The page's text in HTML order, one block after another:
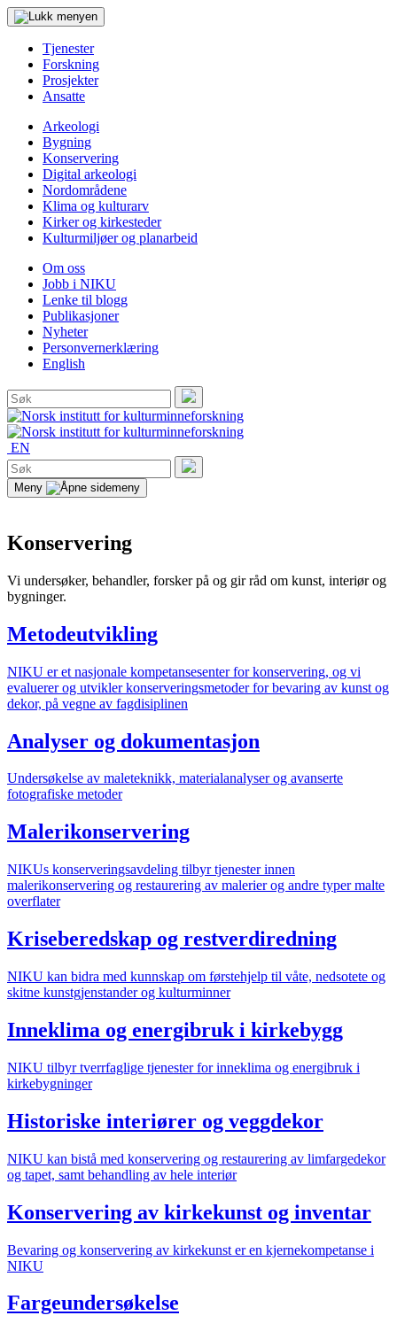
Tjenester
Forskning
Prosjekter
Ansatte
Arkeologi
Bygning
Konservering
Digital arkeologi
Nordområdene
Klima og kulturarv
Kirker og kirkesteder
Kulturmiljøer og planarbeid
Om oss
Jobb i NIKU
Lenke til blogg
Publikasjoner
Nyheter
Personvernerklæring
English
Søk
etter:
Søk
EN
Søk
etter:
Søk
Meny
Konservering
Vi undersøker, behandler, forsker på og gir råd om kunst, interiør og
bygninger.
Metodeutvikling
NIKU er et nasjonale kompetansesenter for konservering, og vi
evaluerer og utvikler konserveringsmetoder for bevaring av kunst og
dekor, på vegne av fagdisiplinen
Analyser og dokumentasjon
Undersøkelse av maleteknikk, materialanalyser og avanserte
fotografiske metoder
Malerikonservering
NIKUs konserveringsavdeling tilbyr tjenester innen
malerikonservering og restaurering av malerier og andre typer malte
overflater
Kriseberedskap og restverdiredning
NIKU kan bidra med kunnskap om førstehjelp til våte, nedsotete og
skitne kunstgjenstander og kulturminner
Inneklima og energibruk i kirkebygg
NIKU tilbyr tverrfaglige tjenester for inneklima og energibruk i
kirkebygninger
Historiske interiører og veggdekor
NIKU kan bistå med konservering og restaurering av limfargedekor
og tapet, samt behandling av hele interiør
Konservering av kirkekunst og inventar
Bevaring og konservering av kirkekunst er en kjernekompetanse i
NIKU
Fargeundersøkelse